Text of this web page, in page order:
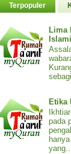
Terpopuler
Lima
Islami
Etika
pada